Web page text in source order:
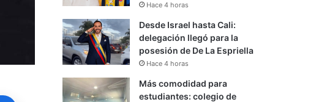
Hace 4 horas
Desde Israel hasta Cali:
delegación llegó para la
posesión de De La Espriella
Hace 4 horas
Más comodidad para
estudiantes: colegio de